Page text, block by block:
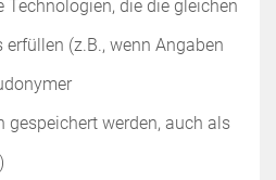
Technologien, die die gleichen
(z.B., wenn Angaben
gespeichert werden, auch als